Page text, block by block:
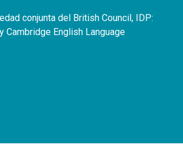
conjunta del British Council, IDP:
Cambridge English Language